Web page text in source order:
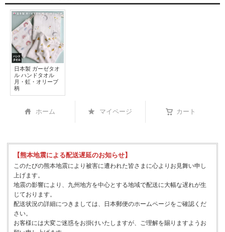
日本製 ガーゼタオ
ル ハンドタオル
月・虹・オリーブ
柄
ホーム マイページ カート
【熊本地震による配送遅延のお知らせ】
このたびの熊本地震により被害に遭われた皆さまに心よりお見舞い申し
上げます。
地震の影響により、九州地方を中心とする地域で配送に大幅な遅れが生
じております。
配送状況の詳細につきましては、日本郵便のホームページをご確認くだ
さい。
お客様には大変ご迷惑をお掛けいたしますが、ご理解を賜りますようお